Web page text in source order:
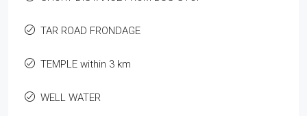
TAR ROAD FRONDAGE
TEMPLE within 3 km
WELL WATER